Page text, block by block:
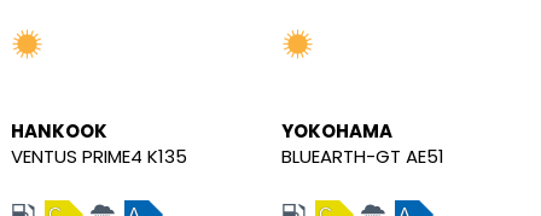
HANKOOK
VENTUS PRIME4 K135
YOKOHAMA
BLUEARTH-GT AE51